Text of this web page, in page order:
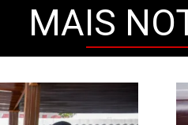
MAIS